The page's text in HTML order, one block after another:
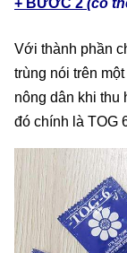
+ BƯỚC 2 (có
Với thành phần
trùng nói trên
nông dân khi thu
đó chính là TOG